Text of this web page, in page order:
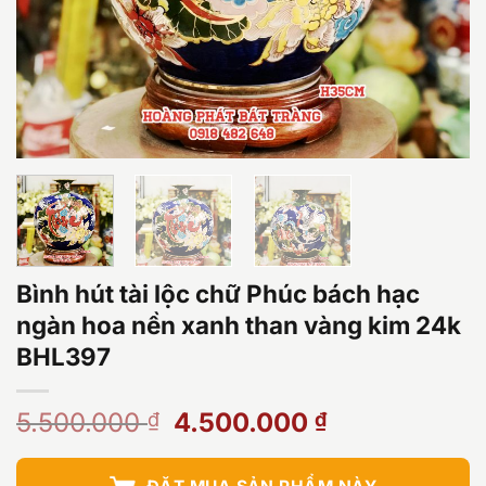
Bình hút tài lộc chữ Phúc bách hạc
ngàn hoa nền xanh than vàng kim 24k
BHL397
5.500.000₫
Giá
là:
4.500.000₫Giá
tại